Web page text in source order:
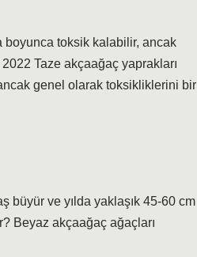
boyunca toksik kalabilir, ancak
Taze akçaağaç yaprakları
genel olarak toksikliklerini bir
büyür ve yılda yaklaşık 45-60 cm
Beyaz akçaağaç ağaçları